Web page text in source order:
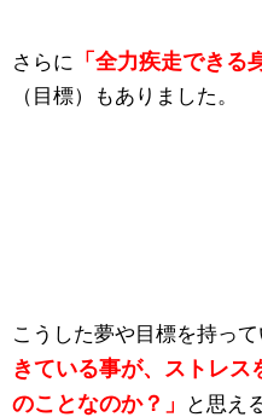
さらに 「全力疾走できる
（目標）もありました。
こうした夢や目標を持って
きている事が、ストレス
のことなのか？」
と思え